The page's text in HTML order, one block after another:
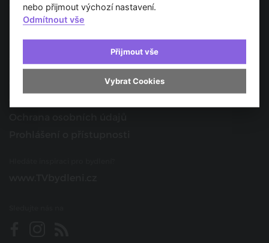
O nás
Provozovatel
Kontakt
Spolupracujte s námi
nebo přijmout výchozí nastavení.
Odmítnout vše
Přijmout vše
Vybrat Cookies